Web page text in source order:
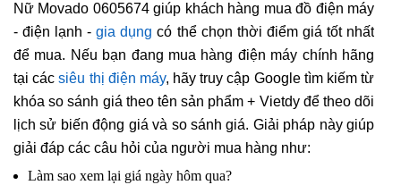
Nữ Movado 0605674 giúp khách hàng mua đồ điện máy
- điện lạnh -gia dụng có thể chọn thời điểm giá tốt nhất
để mua. Nếu bạn đang mua hàng điện máy chính hãng
tại cácsiêu thị điện máy, hãy truy cập Google tìm kiếm từ
khóa so sánh giá theo tên sản phẩm + Vietdy để theo dõi
lịch sử biến động giá và so sánh giá. Giải pháp này giúp
giải đáp các câu hỏi của người mua hàng như:
Làm sao xem lại giá ngày hôm qua?